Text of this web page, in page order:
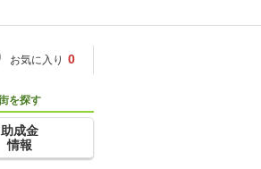
お気に入り 0
を探す
助成金
情報